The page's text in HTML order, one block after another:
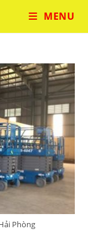
MENU
Phòng